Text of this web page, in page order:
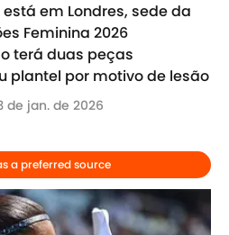
em Londres, sede da
Feminina 2026
terá duas peças
plantel por motivo de lesão
de jan. de 2026
a preferred source